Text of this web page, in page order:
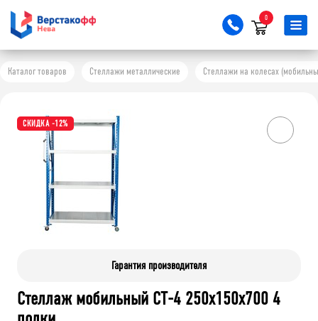
0
Каталог товаров Стеллажи металлические Стеллажи на колесах
СКИДКА -12%
Гарантия производителя
Стеллаж мобильный СТ-4 250x150x700 4